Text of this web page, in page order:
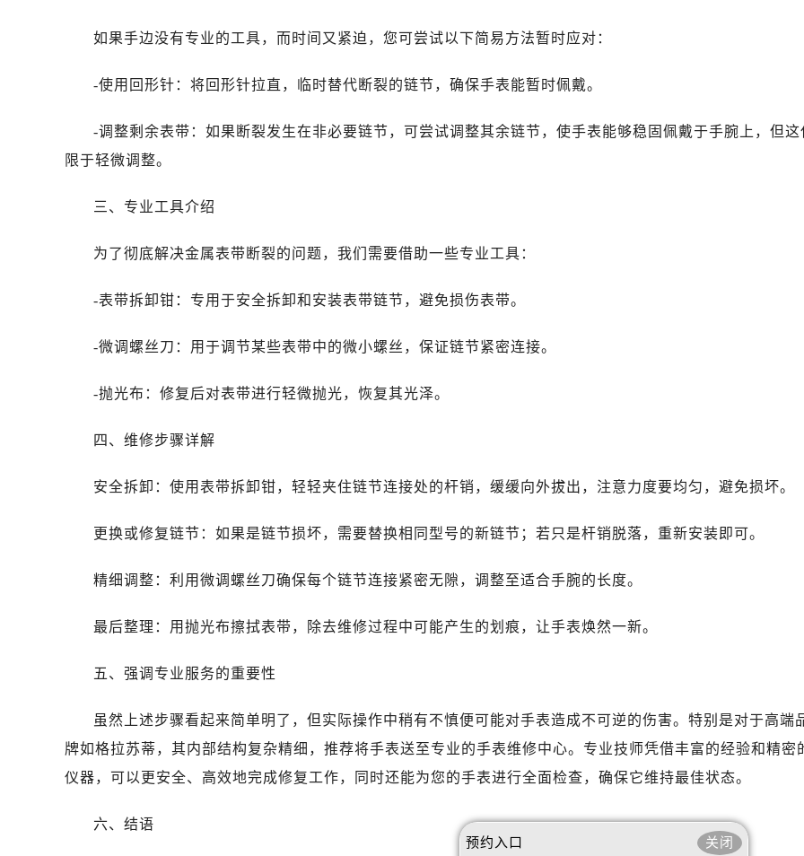
如果手边没有专业的工具，而时间又紧迫，您可尝试以下简易方法暂时应对：
-使用回形针：将回形针拉直，临时替代断裂的链节，确保手表能暂时佩戴。
-调整剩余表带：如果断裂发生在非必要链节，可尝试调整其余链节，使手表能够稳固佩戴于手腕上，但这
限于轻微调整。
三、专业工具介绍
为了彻底解决金属表带断裂的问题，我们需要借助一些专业工具：
-表带拆卸钳：专用于安全拆卸和安装表带链节，避免损伤表带。
-微调螺丝刀：用于调节某些表带中的微小螺丝，保证链节紧密连接。
-抛光布：修复后对表带进行轻微抛光，恢复其光泽。
四、维修步骤详解
安全拆卸：使用表带拆卸钳，轻轻夹住链节连接处的杆销，缓缓向外拔出，注意力度要均匀，避免损坏。
更换或修复链节：如果是链节损坏，需要替换相同型号的新链节；若只是杆销脱落，重新安装即可。
精细调整：利用微调螺丝刀确保每个链节连接紧密无隙，调整至适合手腕的长度。
最后整理：用抛光布擦拭表带，除去维修过程中可能产生的划痕，让手表焕然一新。
五、强调专业服务的重要性
虽然上述步骤看起来简单明了，但实际操作中稍有不慎便可能对手表造成不可逆的伤害。特别是对于高端
牌如格拉苏蒂，其内部结构复杂精细，推荐将手表送至专业的手表维修中心。专业技师凭借丰富的经验和精密
仪器，可以更安全、高效地完成修复工作，同时还能为您的手表进行全面检查，确保它维持最佳状态。
六、结语
预约入口 关闭